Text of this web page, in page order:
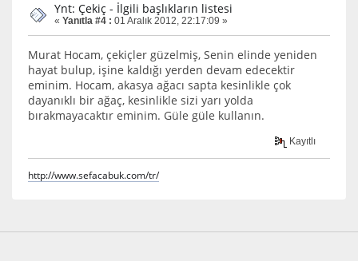
Ynt: Çekiç - İlgili başlıkların listesi
« Yanıtla #4 : 01 Aralık 2012, 22:17:09 »
Murat Hocam, çekiçler güzelmiş, Senin elinde yeniden
hayat bulup, işine kaldığı yerden devam edecektir
eminim. Hocam, akasya ağacı sapta kesinlikle çok
dayanıklı bir ağaç, kesinlikle sizi yarı yolda
bırakmayacaktır eminim. Güle güle kullanın.
Kayıtlı
http://www.sefacabuk.com/tr/